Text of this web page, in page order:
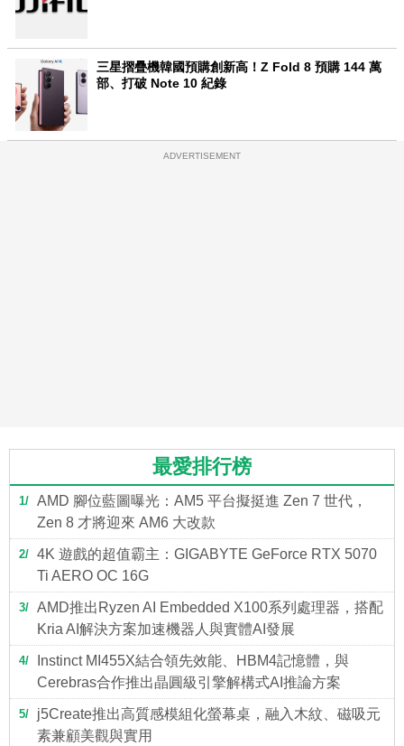
三星摺疊機韓國預購創新高！Z Fold 8 預購 144 萬
部、打破 Note 10 紀錄
ADVERTISEMENT
最愛排行榜
1
AMD 腳位藍圖曝光：AM5 平台擬挺進 Zen 7 世代，
Zen 8 才將迎來 AM6 大改款
2
4K 遊戲的超值霸主：GIGABYTE GeForce RTX 5070
Ti AERO OC 16G
3
AMD推出Ryzen AI Embedded X100系列處理器，搭配
Kria AI解決方案加速機器人與實體AI發展
4
Instinct MI455X結合領先效能、HBM4記憶體，與
Cerebras合作推出晶圓級引擎解構式AI推論方案
5
j5Create推出高質感模組化螢幕桌，融入木紋、磁吸元
素兼顧美觀與實用